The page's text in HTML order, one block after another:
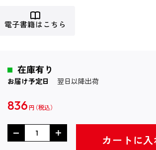
電子書籍はこちら
在庫有り
お届け予定日 翌日以降出荷
836 円
カートに入